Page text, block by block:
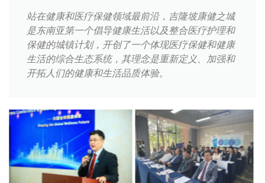
站在健康和医疗保健领域最前沿，吉隆坡康健之城
是东南亚第一个倡导健康生活以及整合医疗护理和
保健的城镇计划，开创了一个体现医疗保健和健康
生活的综合生态系统，其理念是重新定义、加强和
开拓人们的健康和生活品质体验。